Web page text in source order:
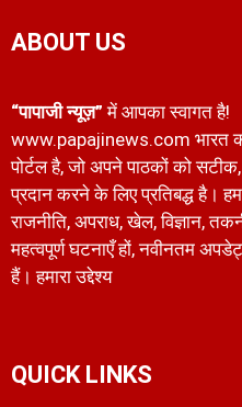
ABOUT US
“पापाजी न्यूज़” में आपका स्वागत है!
www.papajinews.com भारत
पोर्टल है, जो अपने पाठकों को
प्रदान करने के लिए प्रतिबद्ध है।
राजनीति, अपराध, खेल, विज्ञान,
महत्वपूर्ण घटनाएँ हों, नवीनतम
हैं। हमारा उद्देश्य
QUICK LINKS